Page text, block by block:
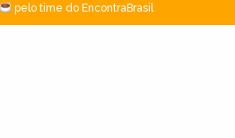
pelo time do EncontraBrasil